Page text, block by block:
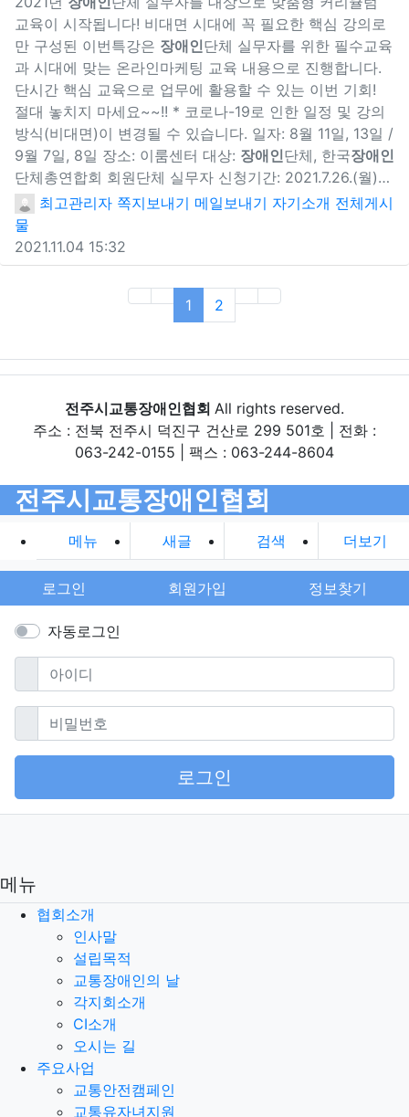
교육이 시작됩니다! 비대면 시대에 꼭 필요한 핵심 강의로
만 구성된 이번특강은 장애인단체 실무자를 위한 필수교육
과 시대에 맞는 온라인마케팅 교육 내용으로 진행합니다.
단시간 핵심 교육으로 업무에 활용할 수 있는 이번 기회!
절대 놓치지 마세요~~!! * 코로나-19로 인한 일정 및 강의
방식(비대면)이 변경될 수 있습니다. 일자: 8월 11일, 13일 /
9월 7일, 8일 장소: 이룸센터 대상: 장애인단체, 한국장애인
단체총연합회 회원단체 실무자 신청기간: 2021.7.26.(월)…
최고관리자 쪽지보내기 메일보내기 자기소개 전체게시
물
2021.11.04 15:32
1 (current)
2
전주시교통장애인협회 All rights reserved.
주소 : 전북 전주시 덕진구 건산로 299 501호 | 전화 :
063-242-0155 | 팩스 : 063-244-8604
전주시교통장애인협회
메뉴 새글 검색 더보기
로그인 회원가입 정보찾기
자동로그인
아이디필수
비밀번호필수
로그인
메뉴
협회소개
인사말
설립목적
교통장애인의 날
각지회소개
CI소개
오시는 길
주요사업
교통안전캠페인
교통유자녀지원